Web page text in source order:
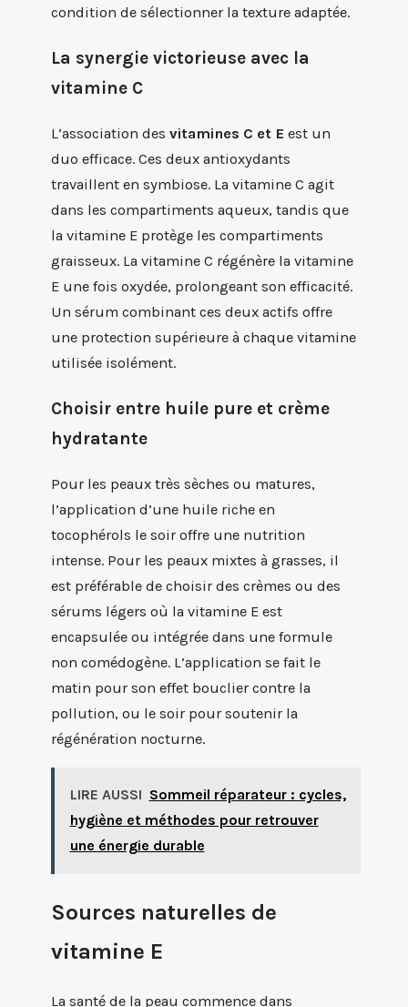
condition de sélectionner la texture adaptée.
La synergie victorieuse avec la
vitamine C
L’association des vitamines C et E est un
duo efficace. Ces deux antioxydants
travaillent en symbiose. La vitamine C agit
dans les compartiments aqueux, tandis que
la vitamine E protège les compartiments
graisseux. La vitamine C régénère la vitamine
E une fois oxydée, prolongeant son efficacité.
Un sérum combinant ces deux actifs offre
une protection supérieure à chaque vitamine
utilisée isolément.
Choisir entre huile pure et crème
hydratante
Pour les peaux très sèches ou matures,
l’application d’une huile riche en
tocophérols le soir offre une nutrition
intense. Pour les peaux mixtes à grasses, il
est préférable de choisir des crèmes ou des
sérums légers où la vitamine E est
encapsulée ou intégrée dans une formule
non comédogène. L’application se fait le
matin pour son effet bouclier contre la
pollution, ou le soir pour soutenir la
régénération nocturne.
LIRE AUSSI Sommeil réparateur : cycles,
hygiène et méthodes pour retrouver
une énergie durable
Sources naturelles de
vitamine E
La santé de la peau commence dans